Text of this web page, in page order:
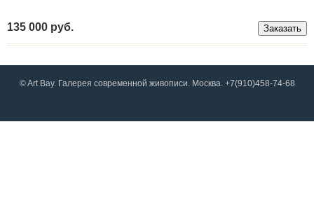
135 000 руб.
© Art Bay. Галерея современной живописи. Москва. +7(910)458-74-68